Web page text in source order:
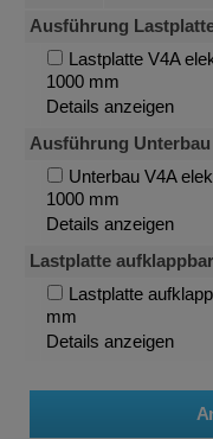
Ausführung
Lastplatte V4A
1000 mm
Details anzeigen
Ausführung Unterbau
Unterbau V4A
1000 mm
Details anzeigen
Lastplatte aufklappbar
Lastplatte
mm
Details anzeigen